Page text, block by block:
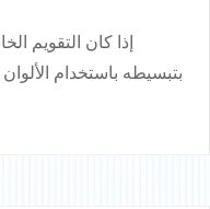
إذا كان التقويم
بتبسيطه باستخدام